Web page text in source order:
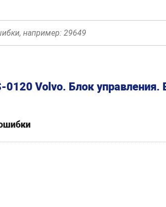
Volvo. Блок управления.